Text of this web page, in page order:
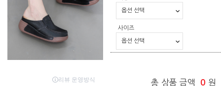
사이즈
총 상품 금액 0 원